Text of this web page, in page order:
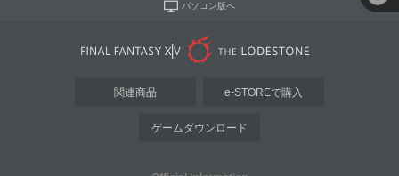
パソコン版へ
関連商品 e-STOREで購入
ゲームダウンロード